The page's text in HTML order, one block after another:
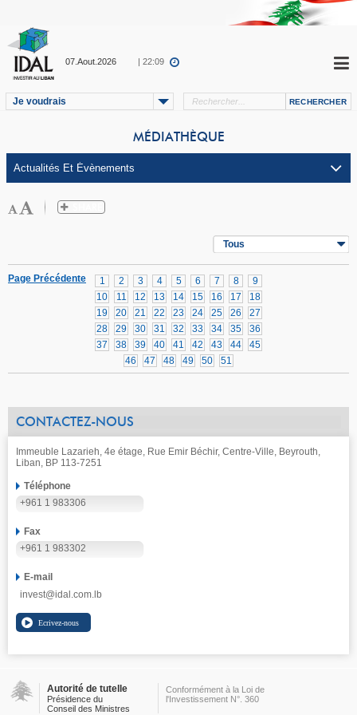
07.Aout.2026 | 22:09
Je voudrais
MÉDIATHÈQUE
Tous
1 2 3 4 5 6 7 8
9
10
11 12 13 14 15 16 17
18
19
20 21 22 23 24 25 26
27
28
29 30 31 32 33 34 35
36
37
38 39 40 41 42 43 44
45
46
47 48 49 50 51
Page Précédente
CONTACTEZ-NOUS
Immeuble Lazarieh, 4e étage, Rue Emir Béchir, Centre-Ville, Beyrouth,
Liban, BP 113-7251
Téléphone
+961 1 983306
Fax
+961 1 983302
E-mail
invest@idal.com.lb
Autorité de tutelle
Présidence du
Conseil des Ministres
Conformément à la Loi de
l'Investissement N°. 360